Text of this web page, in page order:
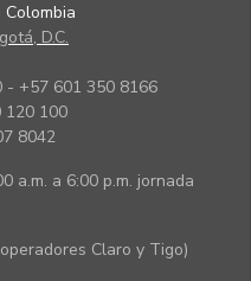
D.C.
- +57 601 350 8166
120 100
8042
a.m. a 6:00 p.m. jornada
Claro y Tigo)